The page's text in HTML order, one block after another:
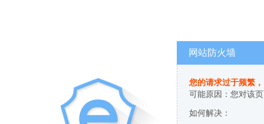
网站防火墙
您的请求过于频繁
可能原因：您对该
如何解决：